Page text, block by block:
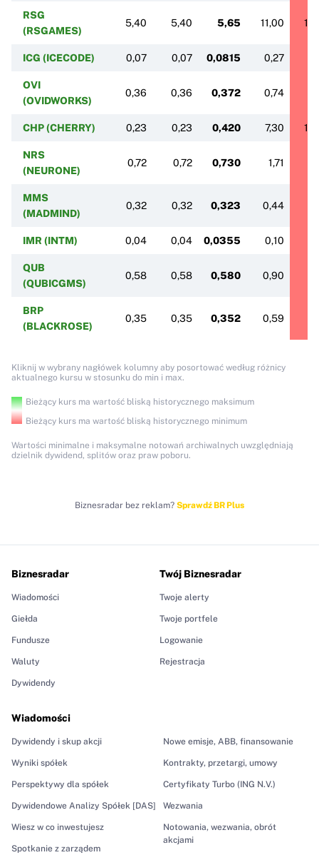
RSG
(RSGAMES)
5,40 5,40 5,65 11,00
ICG (ICECODE) 0,07 0,07 0,0815 0,27
OVI
(OVIDWORKS)
0,36 0,36 0,372 0,74
CHP (CHERRY) 0,23 0,23 0,420 7,30
NRS
(NEURONE)
0,72 0,72 0,730 1,71
MMS
(MADMIND)
0,32 0,32 0,323 0,44
IMR (INTM) 0,04 0,04 0,0355 0,10
QUB
(QUBICGMS)
0,58 0,58 0,580 0,90
BRP
(BLACKROSE)
0,35 0,35 0,352 0,59
Kliknij w wybrany nagłówek kolumny aby posortować według różnicy
aktualnego kursu w stosunku do min i max.
Bieżący kurs ma wartość bliską historycznego maksimum
Bieżący kurs ma wartość bliską historycznego minimum
Wartości minimalne i maksymalne notowań archiwalnych uwzględniają
dzielnik dywidend, splitów oraz praw poboru.
Biznesradar bez reklam? Sprawdź BR Plus
Biznesradar
Wiadomości
Giełda
Fundusze
Waluty
Dywidendy
Wiadomości
Dywidendy i skup akcji
Wyniki spółek
Perspektywy dla spółek
Dywidendowe Analizy Spółek [DAS]
Wiesz w co inwestujesz
Spotkanie z zarządem
Nowe emisje, ABB, finansowanie
Kontrakty, przetargi, umowy
Certyfikaty Turbo (ING N.V.)
Wezwania
Notowania, wezwania, obrót
akcjami
Twój Biznesradar
Twoje alerty
Twoje portfele
Logowanie
Rejestracja